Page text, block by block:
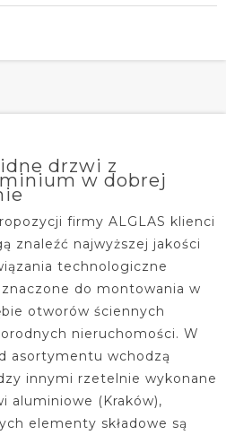
drzwi z
w dobrej
firmy ALGLAS klienci
znaleźć najwyższej jakości
technologiczne
do montowania w
otworów ściennych
nieruchomości. W
asortymentu wchodzą
innymi rzetelnie wykonane
aluminiowe (Kraków),
elementy składowe są